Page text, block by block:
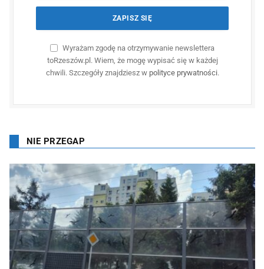
Wyrażam zgodę na otrzymywanie newslettera
toRzeszów.pl. Wiem, że mogę wypisać się w każdej
chwili. Szczegóły znajdziesz w polityce prywatności.
NIE PRZEGAP